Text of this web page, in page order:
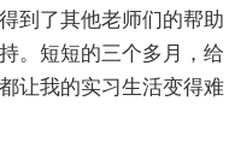
到了其他老师们的帮助
。短短的三个多月，给
让我的实习生活变得难